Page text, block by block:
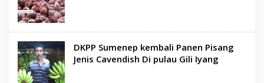
DKPP Sumenep kembali Panen Pisang
Jenis Cavendish Di pulau Gili Iyang